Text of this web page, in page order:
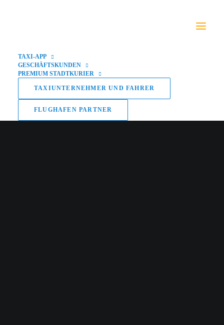
TAXI-APP
GESCHÄFTSKUNDEN
PREMIUM STADTKURIER
TAXIUNTERNEHMER UND FAHRER
FLUGHAFEN PARTNER